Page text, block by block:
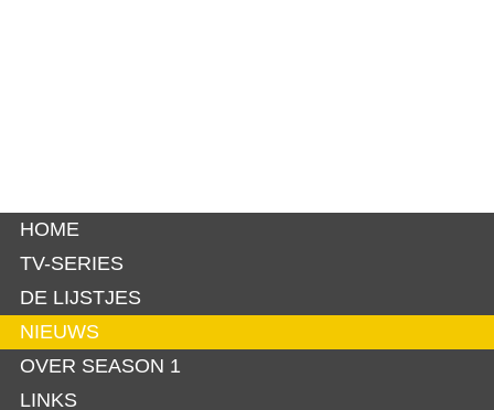
HOME
TV-SERIES
DE LIJSTJES
NIEUWS
OVER SEASON 1
LINKS